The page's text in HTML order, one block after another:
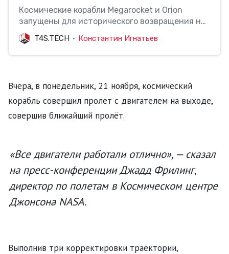
Космические корабли Megarocket и Orion
запущены для исторического возвращения на
Луну.
T4S.TECH Константин Игнатьев
Вчера, в понедельник, 21 ноября, космический
корабль совершил пролёт с двигателем на выходе,
совершив ближайший пролёт.
«Все двигатели работали отлично», — сказал
на пресс-конференции Джадд Фрилинг,
директор по полетам в Космическом центре
Джонсона NASA.
Выполнив три корректировки траектории,